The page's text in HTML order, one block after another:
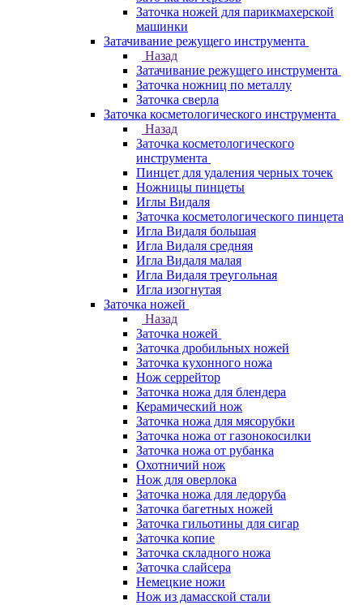
Заточка ножей для парикмахерской
машинки
Затачивание режущего инструмента
Назад
Затачивание режущего инструмента
Заточка ножниц по металлу
Заточка сверла
Заточка косметологического инструмента
Назад
Заточка косметологического
инструмента
Пинцет для удаления черных точек
Ножницы пинцеты
Иглы Видаля
Заточка косметологического пинцета
Игла Видаля большая
Игла Видаля средняя
Игла Видаля малая
Игла Видаля треугольная
Игла изогнутая
Заточка ножей
Назад
Заточка ножей
Заточка дробильных ножей
Заточка кухонного ножа
Нож серрейтор
Заточка ножа для блендера
Керамический нож
Заточка ножа для мясорубки
Заточка ножа от газонокосилки
Заточка ножа от рубанка
Охотничий нож
Нож для оверлока
Заточка ножа для ледоруба
Заточка багетных ножей
Заточка гильотины для сигар
Заточка копие
Заточка складного ножа
Заточка слайсера
Немецкие ножи
Нож из дамасской стали